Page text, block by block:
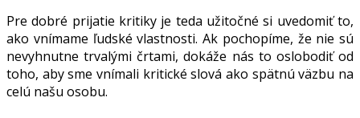
Pre dobré prijatie kritiky je teda užitočné si uvedomiť to,
ako vnímame ľudské vlastnosti. Ak pochopíme, že nie sú
nevyhnutne trvalými črtami, dokáže nás to oslobodiť od
toho, aby sme vnímali kritické slová ako spätnú väzbu na
celú našu osobu.